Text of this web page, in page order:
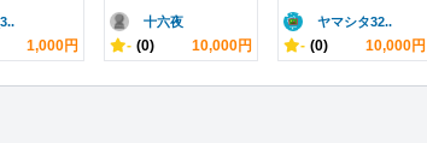
1,000円
十六夜
- (0) 10,000円
ヤマシタ32..
- (0) 10,000円